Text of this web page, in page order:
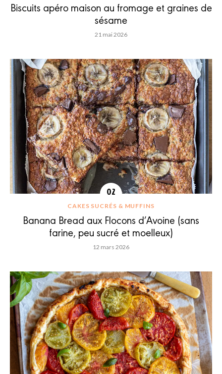
Biscuits apéro maison au fromage et graines de
sésame
21 mai 2026
CAKES SUCRÉS & MUFFINS
Banana Bread aux Flocons d’Avoine (sans
farine, peu sucré et moelleux)
12 mars 2026